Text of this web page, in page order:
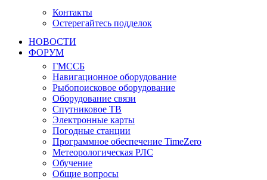
Контакты
Остерегайтесь подделок
НОВОСТИ
ФОРУМ
ГМССБ
Навигационное оборудование
Рыбопоисковое оборудование
Оборудование связи
Спутниковое ТВ
Электронные карты
Погодные станции
Программное обеспечение TimeZero
Метеорологическая РЛС
Обучение
Общие вопросы